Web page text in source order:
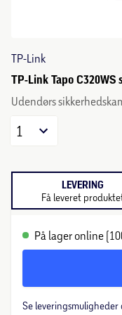
TP-Link
TP-Link Tapo
Udendørs
1
LEVERING
Få leveret
På lager online
Se leveringsmuligheder